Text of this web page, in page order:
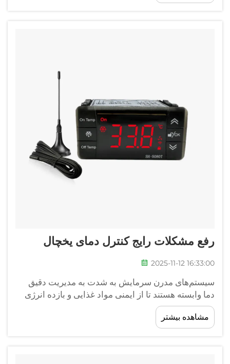
ممکن است عملکرد مناسبی نداشته باشد. &nb...
رفع مشکلات رایج کنترل دمای یخچال
2025-11-12 16:33:00
سیستم‌های مدرن سرمایش به شدت به مدیریت دقیق
دما وابسته هستند تا از ایمنی مواد غذایی و بازده انرژی
اطمینان حاصل شود. هنگامی که کنترل دمای یخچال شما
دچار خرابی می‌شود، ممکن است منجر به فاسد شدن
غذا، افزایش هزینه‌های انرژی و خطرات بالقوه برای
مشاهده بیشتر